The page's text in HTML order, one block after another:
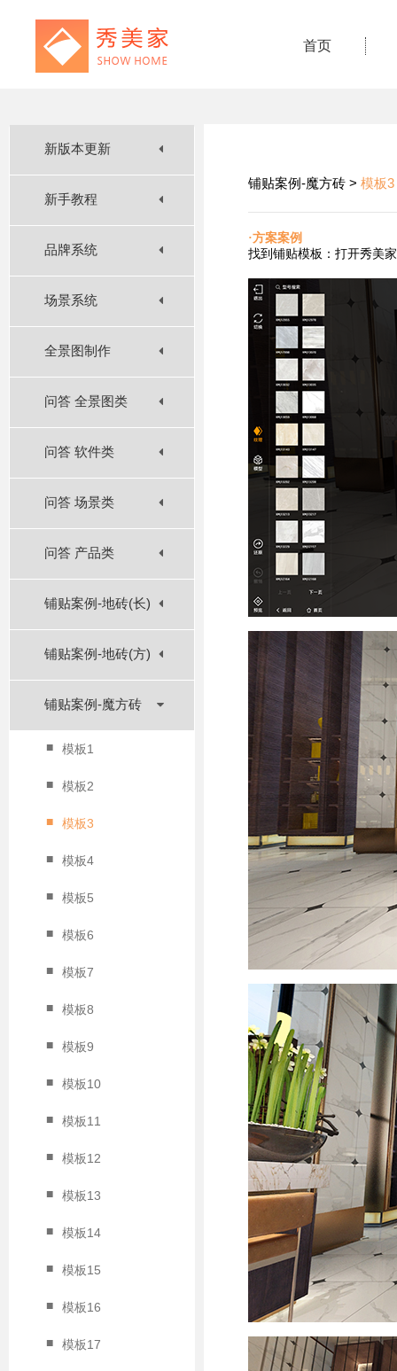
首页
新版本更新
新手教程
品牌系统
场景系统
全景图制作
问答 全景图类
问答 软件类
问答 场景类
问答 产品类
铺贴案例-地砖(长)
铺贴案例-地砖(方)
铺贴案例-魔方砖
■ 模板1
■ 模板2
■ 模板3
■ 模板4
■ 模板5
■ 模板6
■ 模板7
■ 模板8
■ 模板9
■ 模板10
■ 模板11
■ 模板12
■ 模板13
■ 模板14
■ 模板15
■ 模板16
■ 模板17
铺贴案例-魔方砖 > 模板3
·方案案例
找到铺贴模板：打开秀美